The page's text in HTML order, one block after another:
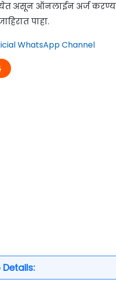
येत असून ऑनलाईन अर्ज
पाहा.
WhatsApp Channel
Details: